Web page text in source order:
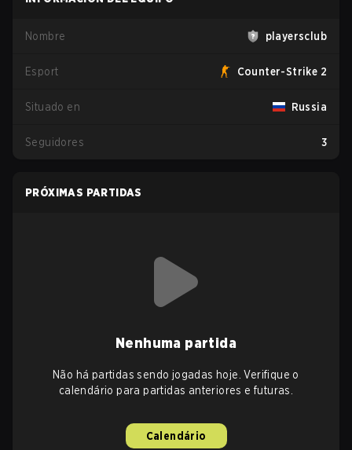
Nombre playersclub
Esport Counter-Strike 2
Situado en Russia
Seguidores 3
PRÓXIMAS PARTIDAS
Nenhuma partida
Não há partidas sendo jogadas hoje. Verifique o
calendário para partidas anteriores e futuras.
Calendário